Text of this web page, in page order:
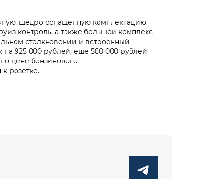
щедро оснащенную комплектацию.
контроль, а также большой комплекс
столкновении и встроенный
925 000 рублей, еще 580 000 рублей
цене бензинового
розетке.